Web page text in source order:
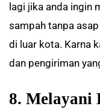
lagi jika anda ingin
sampah tanpa
di luar kota. Karna
dan pengiriman
8. Melayani